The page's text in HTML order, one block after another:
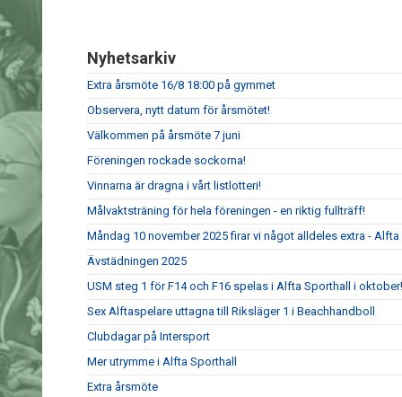
Nyhetsarkiv
Extra årsmöte 16/8 18:00 på gymmet
Observera, nytt datum för årsmötet!
Välkommen på årsmöte 7 juni
Föreningen rockade sockorna!
Vinnarna är dragna i vårt listlotteri!
Målvaktsträning för hela föreningen - en riktig fullträff!
Måndag 10 november 2025 firar vi något alldeles extra - Alfta
Ävstädningen 2025
USM steg 1 för F14 och F16 spelas i Alfta Sporthall i oktober!
Sex Alftaspelare uttagna till Riksläger 1 i Beachhandboll
Clubdagar på Intersport
Mer utrymme i Alfta Sporthall
Extra årsmöte